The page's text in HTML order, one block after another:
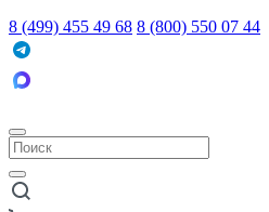
8 (499) 455 49 68 8 (800) 550 07 44